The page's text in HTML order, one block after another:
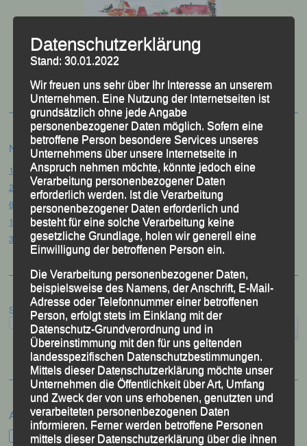
50 Jahre LG Passau
Neueste Beiträge
15. Pörndorfer Sommernachtslauf – Pörndorf, 01.08.2026
20. Goldener Steig-Lauf – Stozec/Tusset, 01.08.2026
61. Bergsportfest – Ortenburg, 26.07.2026
12. Loser Berglauf – Altaussee/Österreich, 25.07.2026
32. Sommerbiathlon – Passau, 18.07.2026
Suchen
Archiv
Archiv
Datenschutzerklärung
Stand: 30.01.2022
Wir freuen uns sehr über Ihr Interesse an unserem
Unternehmen. Eine Nutzung der Internetseiten ist
grundsätzlich ohne jede Angabe
personenbezogener Daten möglich. Sofern eine
betroffene Person besondere Services unseres
Unternehmens über unsere Internetseite in
Anspruch nehmen möchte, könnte jedoch eine
Verarbeitung personenbezogener Daten
erforderlich werden. Ist die Verarbeitung
personenbezogener Daten erforderlich und
besteht für eine solche Verarbeitung keine
gesetzliche Grundlage, holen wir generell eine
Einwilligung der betroffenen Person ein.
Die Verarbeitung personenbezogener Daten,
beispielsweise des Namens, der Anschrift, E-Mail-
Adresse oder Telefonnummer einer betroffenen
Person, erfolgt stets im Einklang mit der
Datenschutz-Grundverordnung und in
Übereinstimmung mit den für uns geltenden
landesspezifischen Datenschutzbestimmungen.
Mittels dieser Datenschutzerklärung möchte unser
Unternehmen die Öffentlichkeit über Art, Umfang
und Zweck der von uns erhobenen, genutzten und
verarbeiteten personenbezogenen Daten
informieren. Ferner werden betroffene Personen
mittels dieser Datenschutzerklärung über die ihnen